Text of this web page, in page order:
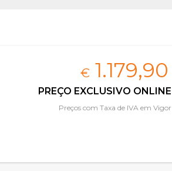
€ 1.179,90
PREÇO EXCLUSIVO ONLINE
Preços com Taxa de IVA em Vigor